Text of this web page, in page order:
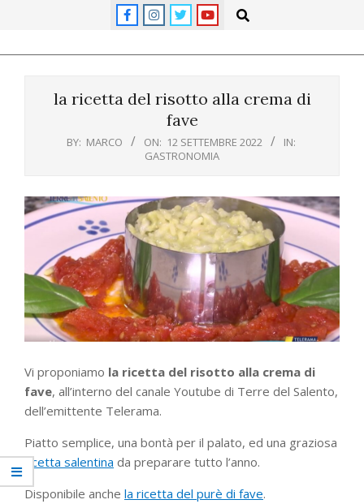
Search
la ricetta del risotto alla crema di
fave
BY: MARCO ON: 12 SETTEMBRE 2022
IN:
GASTRONOMIA
Vi proponiamo la ricetta del risotto alla crema di
fave, all’interno del canale Youtube di Terre del Salento,
dell’emittente Telerama.
Piatto semplice, una bontà per il palato, ed una graziosa
ricetta salentina da preparare tutto l’anno.
Disponibile anche la ricetta del purè di fave.